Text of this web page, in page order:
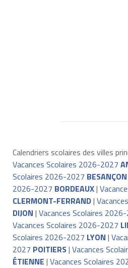
Calendriers scolaires des villes
Vacances Scolaires 2026-2027
Scolaires 2026-2027 BESANÇON
2026-2027 BORDEAUX|
CLERMONT-FERRAND|
DIJON | Vacances Scolaires
Vacances Scolaires 2026-2027
Scolaires 2026-2027 LYON |
2027 POITIERS| Vacances
ÉTIENNE | Vacances Scolaires